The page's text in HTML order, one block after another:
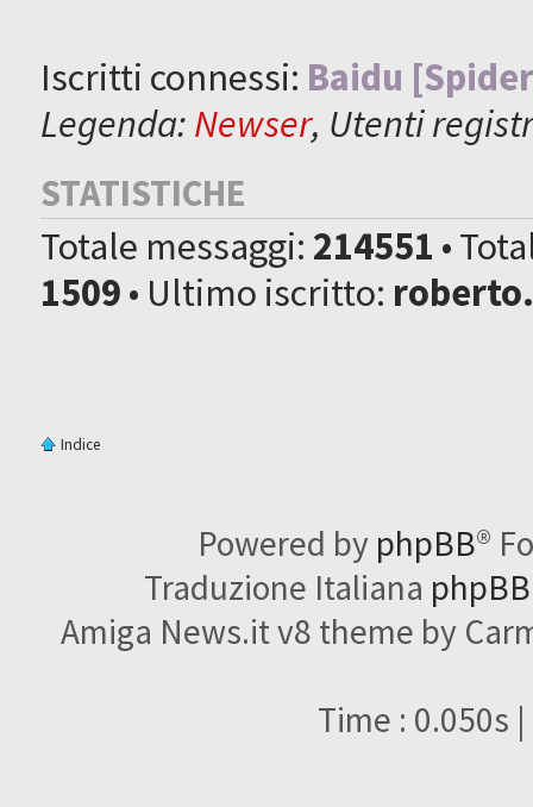
Iscritti connessi: Baidu
Legenda:Newser, Utenti
STATISTICHE
Totale messaggi: 214551 •
1509• Ultimo iscritto:
Indice
Powered by phpBB®
Traduzione Italiana
Amiga News.it v8 theme by
Time : 0.050s